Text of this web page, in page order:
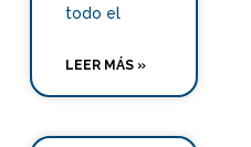
todo el
LEER MÁS »